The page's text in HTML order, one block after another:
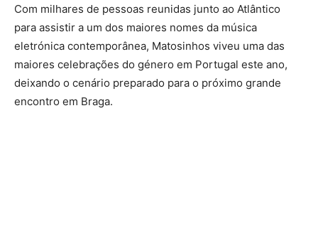
Com milhares de pessoas reunidas junto ao Atlântico
para assistir a um dos maiores nomes da música
eletrónica contemporânea, Matosinhos viveu uma das
maiores celebrações do género em Portugal este ano,
deixando o cenário preparado para o próximo grande
encontro em Braga.